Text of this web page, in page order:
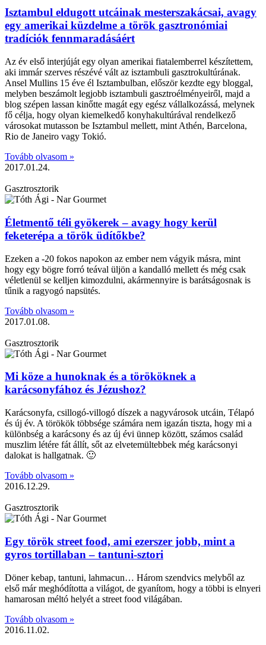
Isztambul eldugott utcáinak mesterszakácsai, avagy
egy amerikai küzdelme a török gasztronómiai
tradíciók fennmaradásáért
Az év első interjúját egy olyan amerikai fiatalemberrel készítettem,
aki immár szerves részévé vált az isztambuli gasztrokultúrának.
Ansel Mullins 15 éve él Isztambulban, először kezdte egy bloggal,
melyben beszámolt legjobb isztambuli gasztroélményeiről, majd a
blog szépen lassan kinőtte magát egy egész vállalkozássá, melynek
fő célja, hogy olyan kiemelkedő konyhakultúrával rendelkező
városokat mutasson be Isztambul mellett, mint Athén, Barcelona,
Rio de Janeiro vagy Tokió.
Tovább olvasom »
2017.01.24.
Gasztrosztorik
Életmentő téli gyökerek – avagy hogy kerül
feketerépa a török üdítőkbe?
Ezeken a -20 fokos napokon az ember nem vágyik másra, mint
hogy egy bögre forró teával üljön a kandalló mellett és még csak
véletlenül se kelljen kimozdulni, akármennyire is barátságosnak is
tűnik a ragyogó napsütés.
Tovább olvasom »
2017.01.08.
Gasztrosztorik
Mi köze a hunoknak és a törököknek a
karácsonyfához és Jézushoz?
Karácsonyfa, csillogó-villogó díszek a nagyvárosok utcáin, Télapó
és új év. A törökök többsége számára nem igazán tiszta, hogy mi a
különbség a karácsony és az új évi ünnep között, számos család
muszlim létére fát állít, sőt az elvetemültebbek még karácsonyi
dalokat is hallgatnak. 🙂
Tovább olvasom »
2016.12.29.
Gasztrosztorik
Egy török street food, ami ezerszer jobb, mint a
gyros tortillaban – tantuni-sztori
Döner kebap, tantuni, lahmacun… Három szendvics melyből az
első már meghódította a világot, de gyanítom, hogy a többi is elnyeri
hamarosan méltó helyét a street food világában.
Tovább olvasom »
2016.11.02.